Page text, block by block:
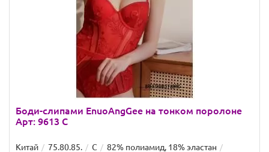
Боди-слипами EnuoAngGee на тонком поролоне
Арт: 9613 C
Китай 75.80.85. C
82% полиамид, 18% эластан